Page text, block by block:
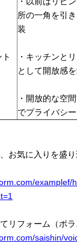
所の一角を引
装
・キッチンと
として開放感
・開放的な空
でプライバシ
お気に入りを盛
examplef/
リフォーム（ポラ
saishin/